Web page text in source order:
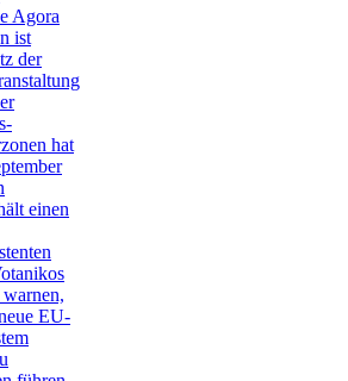
Agora
ist
der
hat
einen
EU-